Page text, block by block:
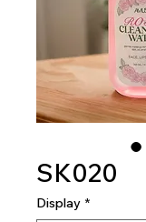
SK020
Display *